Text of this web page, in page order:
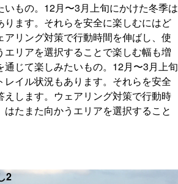
もの。12月〜3月上旬にかけた冬季は
ます。それらを安全に楽しむにはど
リング対策で行動時間を伸ばし、使
リアを選択することで楽しむ幅も増
じて楽しみたいもの。12月〜3月上旬
イル状況もあります。それらを安全
します。ウェアリング対策で行動時
たまた向かうエリアを選択すること
2